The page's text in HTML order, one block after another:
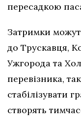
пересадкою
Затримки
до Трускавця,
Ужгорода та
перевізника,
стабілізувати
створять